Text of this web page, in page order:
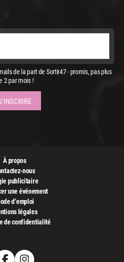
de la part de Sortir47 - promis, pas plus
2 par mois !
À propos
nous
publicitaire
une événement
d’emploi
légales
de confidentialité